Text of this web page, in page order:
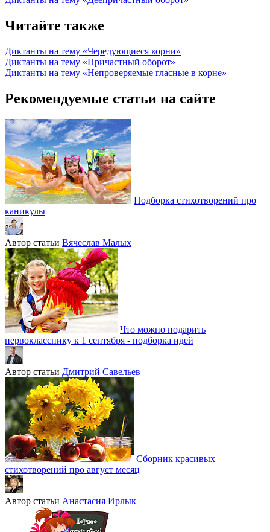
Читайте также
Диктанты на тему «Чередующиеся корни»
Диктанты на тему «Причастный оборот»
Диктанты на тему «Непроверяемые гласные в корне»
Рекомендуемые статьи на сайте
Подборка стихотворений про
каникулы
Автор статьи Вячеслав Малых
Что можно подарить
первокласснику к 1 сентября - подборка идей
Автор статьи Дмитрий Савельев
Сборник красивых
стихотворений про август месяц
Автор статьи Анастасия Ирлык